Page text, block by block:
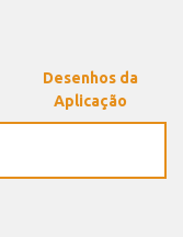
Desenhos da
Aplicação